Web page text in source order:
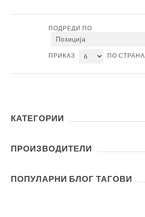
ПОДРЕДИ ПО
ПРИКАЗ ПО СТРАНА
КАТЕГОРИИ
ПРОИЗВОДИТЕЛИ
ПОПУЛАРНИ БЛОГ ТАГОВИ